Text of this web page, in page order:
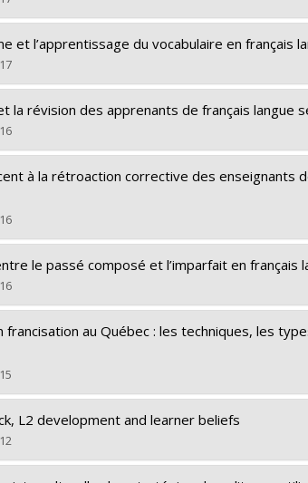
et l’apprentissage du vocabulaire en français
la révision des apprenants de français langue
à la rétroaction corrective des enseignants
le passé composé et l’imparfait en français
au Québec : les techniques, les
L2 development and learner beliefs